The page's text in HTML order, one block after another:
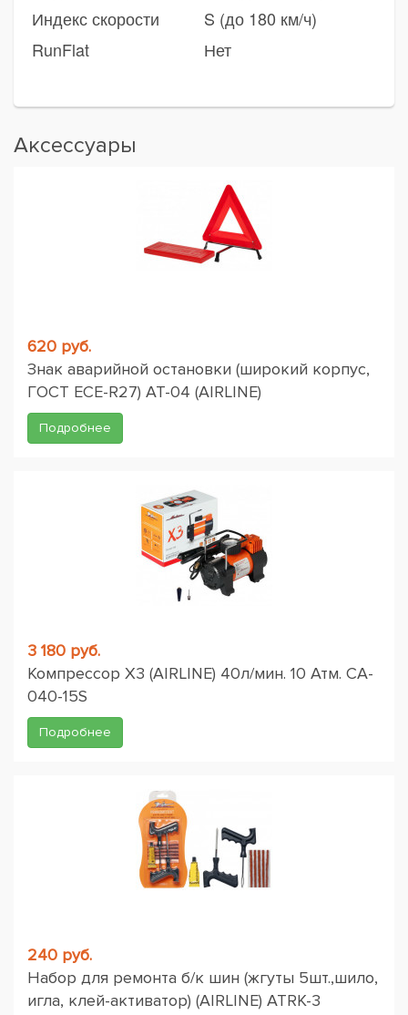
Индекс скорости
S (до 180 км/ч)
RunFlat
Нет
Аксессуары
620 руб.
Знак аварийной остановки (широкий корпус,
ГОСТ ЕСЕ-R27) AT-04 (AIRLINE)
Подробнее
3 180 руб.
Компрессор X3 (AIRLINE) 40л/мин. 10 Атм. CA-
040-15S
Подробнее
240 руб.
Набор для ремонта б/к шин (жгуты 5шт.,шило,
игла, клей-активатор) (AIRLINE) ATRK-3